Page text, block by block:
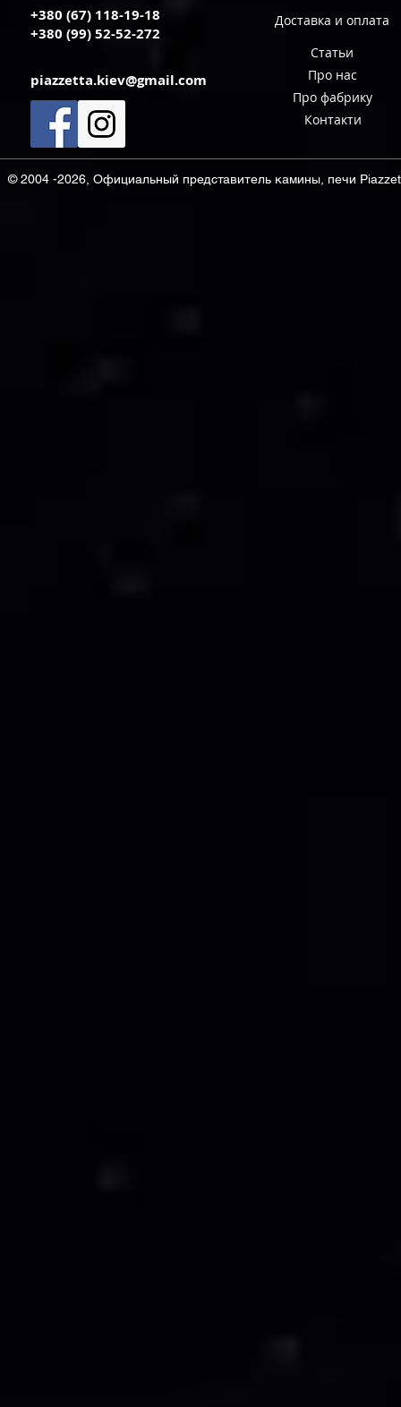
+380 (67) 118-19-18
+380 (99) 52-52-272
Доставка и оплата
Статьи
piazzetta.kiev@gmail.com
Про нас
Про фабрику
Контакти
© 2004 -2026, Официальный представитель камины, печи